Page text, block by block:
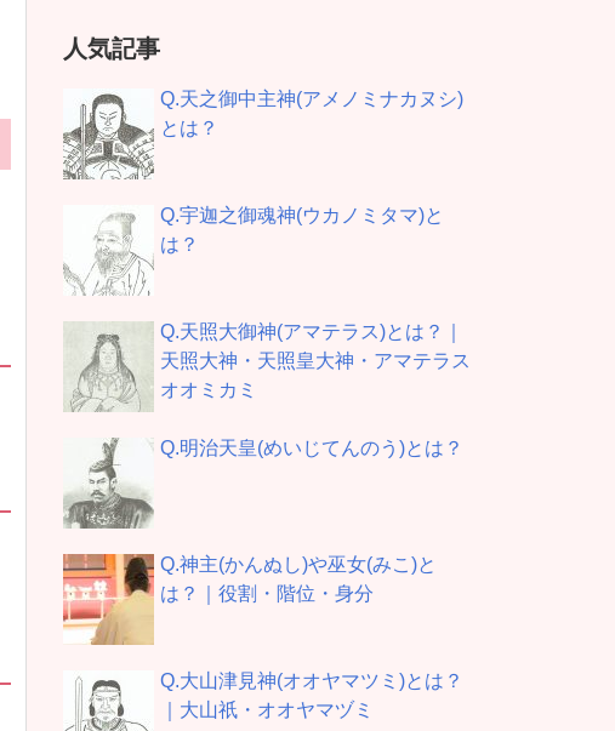
人気記事
Q.天之御中主神(アメノミナカヌシ)
とは？
Q.宇迦之御魂神(ウカノミタマ)と
は？
Q.天照大御神(アマテラス)とは？｜
天照大神・天照皇大神・アマテラス
オオミカミ
Q.明治天皇(めいじてんのう)とは？
Q.神主(かんぬし)や巫女(みこ)と
は？｜役割・階位・身分
Q.大山津見神(オオヤマツミ)とは？
｜大山祇・オオヤマヅミ